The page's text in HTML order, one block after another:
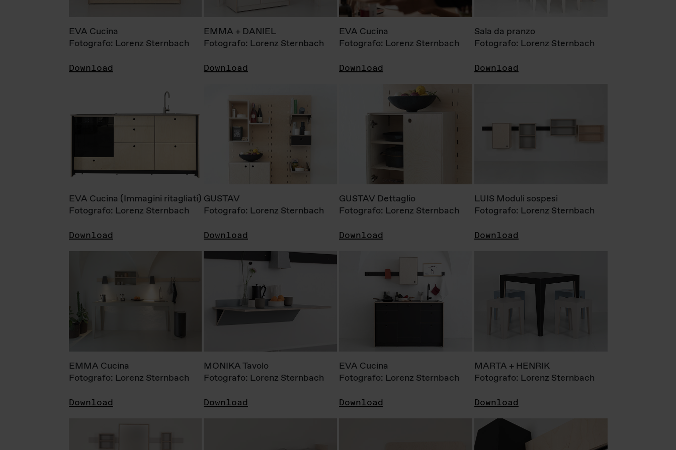
EVA Cucina
Fotografo: Lorenz Sternbach
Download
EMMA + DANIEL
Fotografo: Lorenz Sternbach
Download
EVA Cucina
Fotografo: Lorenz Sternbach
Download
Sala da pranzo
Fotografo: Lorenz Sternbach
Download
EVA Cucina (Immagini ritagliati)
Fotografo: Lorenz Sternbach
Download
GUSTAV
Fotografo: Lorenz Sternbach
Download
GUSTAV Dettaglio
Fotografo: Lorenz Sternbach
Download
LUIS Moduli sospesi
Fotografo: Lorenz Sternbach
Download
EMMA Cucina
Fotografo: Lorenz Sternbach
Download
MONIKA Tavolo
Fotografo: Lorenz Sternbach
Download
EVA Cucina
Fotografo: Lorenz Sternbach
Download
MARTA + HENRIK
Fotografo: Lorenz Sternbach
Download